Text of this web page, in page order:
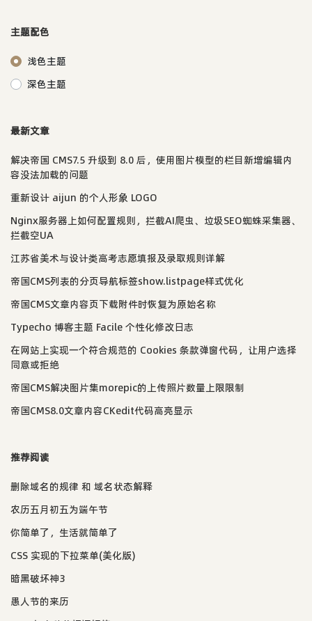
主题配色
浅色主题
深色主题
最新文章
解决帝国 CMS7.5 升级到 8.0 后，使用图片模型的栏目新增编辑内
容没法加载的问题
重新设计 aijun 的个人形象 LOGO
Nginx服务器上如何配置规则，拦截AI爬虫、垃圾SEO蜘蛛采集器、
拦截空UA
江苏省美术与设计类高考志愿填报及录取规则详解
帝国CMS列表的分页导航标签show.listpage样式优化
帝国CMS文章内容页下载附件时恢复为原始名称
Typecho 博客主题 Facile 个性化修改日志
在网站上实现一个符合规范的 Cookies 条款弹窗代码，让用户选择
同意或拒绝
帝国CMS解决图片集morepic的上传照片数量上限限制
帝国CMS8.0文章内容CKedit代码高亮显示
推荐阅读
删除域名的规律 和 域名状态解释
农历五月初五为端午节
你简单了，生活就简单了
CSS 实现的下拉菜单(美化版)
暗黑破坏神3
愚人节的来历